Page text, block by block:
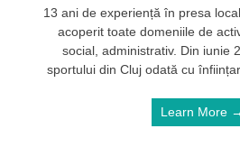
13 ani de experiență în presa
acoperit toate domeniile de
social, administrativ. Din iunie
sportului din Cluj odată cu
Learn More →